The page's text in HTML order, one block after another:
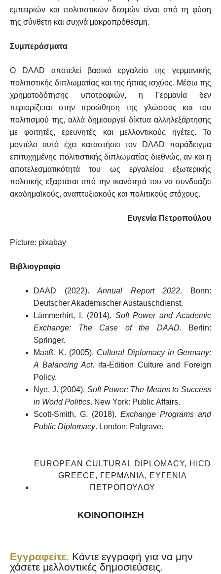
εμπειριών και πολιτιστικών δεσμών είναι από τη φύση
της σύνθετη και συχνά μακροπρόθεσμη.
Συμπεράσματα
Ο DAAD αποτελεί βασικό εργαλείο της γερμανικής
πολιτιστικής διπλωματίας και της ήπιας ισχύος. Μέσω της
χρηματοδότησης υποτροφιών, η Γερμανία δεν
περιορίζεται στην προώθηση της γλώσσας και του
πολιτισμού της, αλλά δημιουργεί δίκτυα αλληλεξάρτησης
με φοιτητές, ερευνητές και μελλοντικούς ηγέτες. Το
μοντέλο αυτό έχει καταστήσει τον DAAD παράδειγμα
επιτυχημένης πολιτιστικής διπλωματίας διεθνώς, αν και η
αποτελεσματικότητά του ως εργαλείου εξωτερικής
πολιτικής εξαρτάται από την ικανότητά του να συνδυάζει
ακαδημαϊκούς, αναπτυξιακούς και πολιτικούς στόχους.
Ευγενία Πετροπούλου
Picture: pixabay
Βιβλιογραφία
DAAD (2022).Annual Report 2022. Bonn:
Deutscher Akademischer Austauschdienst.
Lämmerhirt, I. (2014). Soft Power and Academic
Exchange: The Case of the DAAD. Berlin:
Springer.
Maaß, K. (2005). Cultural Diplomacy in Germany:
A Balancing Act. ifa-Edition Culture and Foreign
Policy.
Nye, J. (2004). Soft Power: The Means to Success
in World Politics. New York: Public Affairs.
Scott-Smith, G. (2018). Exchange Programs and
Public Diplomacy. London: Palgrave.
EUROPEAN CULTURAL DIPLOMACY, HICD
GREECE, ΓΕΡΜΑΝΊΑ, ΕΥΓΕΝΊΑ
ΠΕΤΡΟΠΟΎΛΟΥ
ΚΟΙΝΟΠΟΙΗΣΗ
Εγγραφείτε. Κάντε εγγραφή για να μην
χάσετε μελλοντικές δημοσιεύσεις.